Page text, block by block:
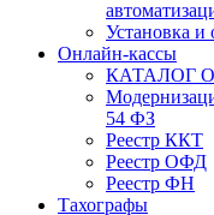
Установка и
Онлайн-кассы
КАТАЛОГ
54 ФЗ
Реестр ККТ
Реестр ОФД
Реестр ФН
Тахографы